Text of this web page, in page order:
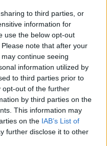
to third parties, or
information for
use the below opt-out
note that after your
continue seeing
information utilized by
to third parties prior to
opt-out of the further
by third parties on the
This information may
on the IAB’s List of
further disclose it to other